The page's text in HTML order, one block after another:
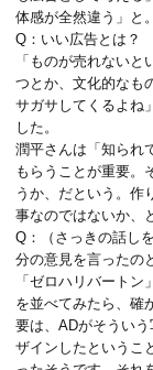
体感が全然違う」と。
Q：いい広告とは？
「ものが売れない
つとか、文化的なも
サガサしてくるよね
した。
潤平さんは「知られ
もらうことが重要。
うか、だという。作
事なのではないか、
Q：（さっきの話し
分の意見を言ったの
「ゼロハリバート
を並べてみたら、確
要は、ADがそうい
ザインしたというこ